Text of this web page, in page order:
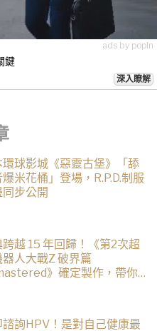
ads by popIn
鍵
深入瞭解
環球影城《惡靈古堡》「舔
爆米花桶」登場，R.P.D.制服
同步公開
越 15 年回歸！《第2次超
器人大戰Z 破界篇
》確定製作，帶你
諮詢HPV！是對自己健康最